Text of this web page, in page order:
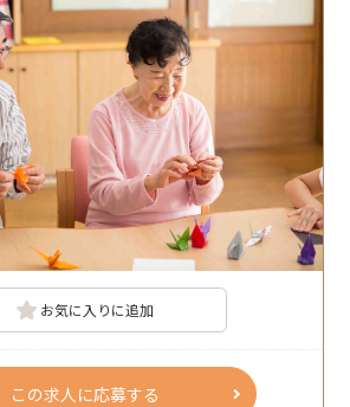
お気に入りに追加
この求人に応募する